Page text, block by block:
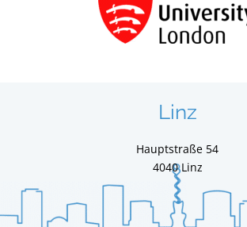
Linz
Hauptstraße 54
4040 Linz